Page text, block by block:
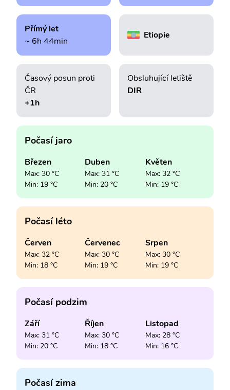
Přímý let
~ 6h 44min
Etiopie
Časový posun proti
ČR
+1h
Obsluhující letiště
DIR
Počasí jaro
Březen
Max: 30 °C
Min: 19 °C
Duben
Max: 31 °C
Min: 20 °C
Květen
Max: 32 °C
Min: 19 °C
Počasí léto
Červen
Max: 32 °C
Min: 18 °C
Červenec
Max: 30 °C
Min: 19 °C
Srpen
Max: 30 °C
Min: 19 °C
Počasí podzim
Září
Max: 31 °C
Min: 20 °C
Říjen
Max: 30 °C
Min: 18 °C
Listopad
Max: 28 °C
Min: 16 °C
Počasí zima